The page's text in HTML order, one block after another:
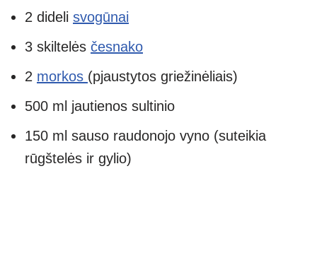
2 dideli svogūnai
3 skiltelės česnako
2 morkos (pjaustytos griežinėliais)
500 ml jautienos sultinio
150 ml sauso raudonojo vyno (suteikia
rūgštelės ir gylio)